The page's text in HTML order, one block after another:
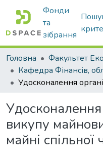
Фонди
та
зібрання
Головна
Удосконалення
викупу
майні спільної